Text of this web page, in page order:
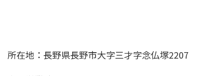
所在地： 長野県長野市大字三才字念仏塚2207